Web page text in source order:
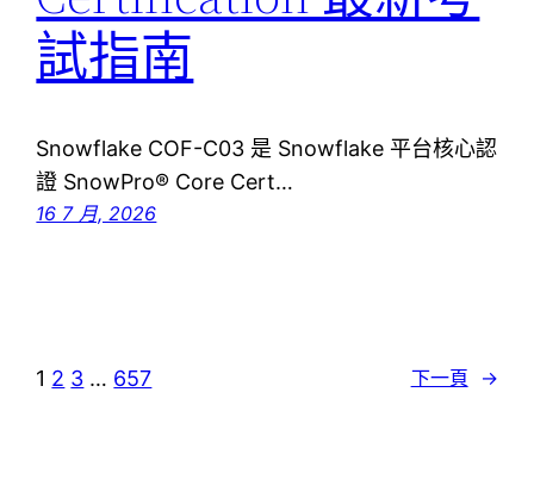
試指南
Snowflake COF-C03 是 Snowflake 平台核心認
證 SnowPro® Core Cert…
16 7 月, 2026
1 2 3 … 657 下一頁 →